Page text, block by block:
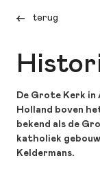
terug
De Grote Kerk
Holland boven
bekend als de
katholiek
Keldermans.